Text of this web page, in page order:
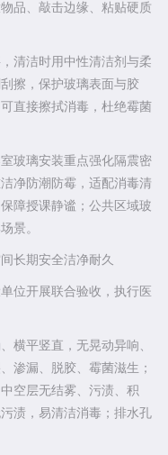
品、敲击边缘、粘贴硬质
清洁时用中性清洁剂与柔
擦，保护玻璃表面与胶
直接擦拭消毒，杜绝霉菌
玻璃安装重点强化隔震密
净防潮防霉，适配消毒清
障授课静谧；公共区域玻
景。
长期安全洁净耐久
位开展联合验收，执行医
横平竖直，无晃动异响、
渗漏、脱胶、霉菌滋生；
空层无结雾、污渍、积
渍，易清洁消毒；排水孔